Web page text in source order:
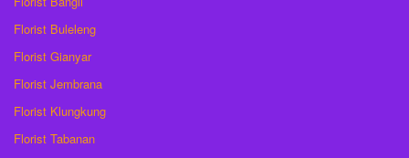
Florist Buleleng
Florist Gianyar
Florist Jembrana
Florist Klungkung
Florist Tabanan